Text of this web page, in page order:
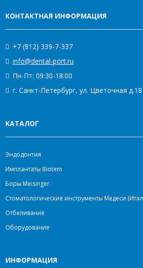
КОНТАКТНАЯ ИНФОРМАЦИЯ
+7 (812) 339-7-337
info@dental-port.ru
Пн-Пт: 09:30-18:00
г. Санкт-Петербург, ул. Цветочная
КАТАЛОГ
Эндодонтия
Имплантаты Biotem
Боры Meisinger
Стоматологические инструменты Медеси
Отбеливание
Оборудование
ИНФОРМАЦИЯ